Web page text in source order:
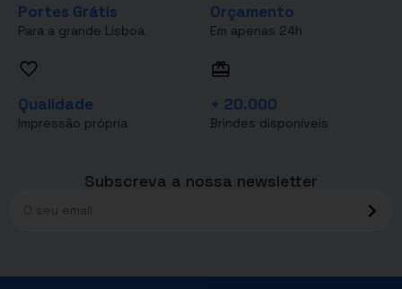
Portes Grátis
Para a grande Lisboa
Orçamento
Em apenas 24h
Qualidade
Impressão própria
+ 20.000
Brindes disponíveis
Subscreva a nossa newsletter